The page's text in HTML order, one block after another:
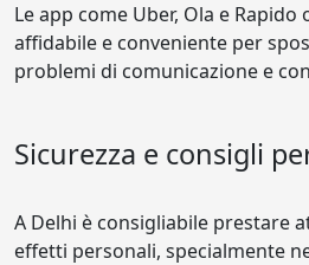
Le app come Uber, Ola e
affidabile e conveniente per
problemi di comunicazione e
Sicurezza e consigli
A Delhi è consigliabile prestare
effetti personali, specialmente